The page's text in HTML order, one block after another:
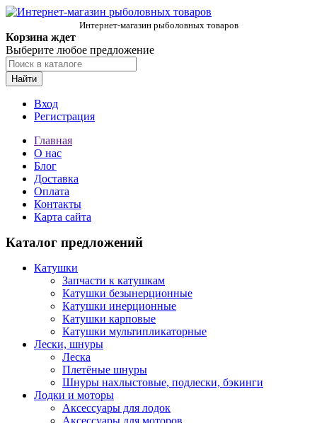
Интернет-магазин рыболовных товаров
Корзина ждет
Выберите любое предложение
Найти
Вход
Регистрация
Главная
О нас
Блог
Доставка
Оплата
Контакты
Карта сайта
Каталог предложений
Катушки
Запчасти к катушкам
Катушки безынерционные
Катушки инерционные
Катушки карповые
Катушки мультипликаторные
Лески, шнуры
Леска
Плетёные шнуры
Шнуры нахлыстовые, подлески, бэкинги
Лодки и моторы
Аксессуары для лодок
Аксессуары для моторов